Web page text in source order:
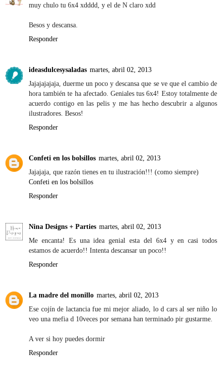
muy chulo tu 6x4 xdddd, y el de N claro xdd
Besos y descansa.
Responder
ideasdulcesysaladas martes, abril 02, 2013
Jajajajajaja, duerme un poco y descansa que se ve que el cambio de
hora también te ha afectado. Geniales tus 6x4! Estoy totalmente de
acuerdo contigo en las pelis y me has hecho descubrir a algunos
ilustradores. Besos!
Responder
Confeti en los bolsillos martes, abril 02, 2013
Jajajaja, que razón tienes en tu ilustración!!! (como siempre)
Confeti en los bolsillos
Responder
Nina Designs + Parties martes, abril 02, 2013
Me encanta! Es una idea genial esta del 6x4 y en casi todos
estamos de acuerdo!! Intenta descansar un poco!!
Responder
La madre del monillo martes, abril 02, 2013
Ese cojín de lactancia fue mi mejor aliado, lo d cars al ser niño lo
veo una mefia d 10veces por semana han terminado pir gustarme.
A ver si hoy puedes dormir
Responder